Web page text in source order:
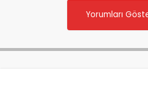
Yorumları